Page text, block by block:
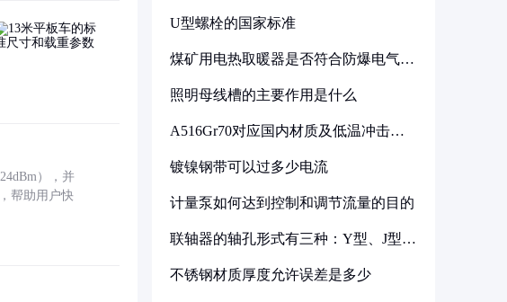
），并
帮助用户快
U型螺栓的国家标准
煤矿用电热取暖器是否符合防爆电气设
照明母线槽的主要作用是什么
A516Gr70对应国内材质及低温冲击要
镀镍钢带可以过多少电流
计量泵如何达到控制和调节流量的目的
联轴器的轴孔形式有三种：Y型、J型、
不锈钢材质厚度允许误差是多少